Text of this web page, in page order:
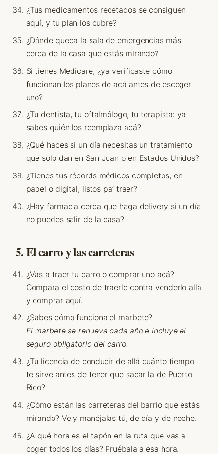
¿Tus medicamentos recetados se consiguen
aquí, y tu plan los cubre?
¿Dónde queda la sala de emergencias más
cerca de la casa que estás mirando?
Si tienes Medicare, ¿ya verificaste cómo
funcionan los planes de acá antes de escoger
uno?
¿Tu dentista, tu oftalmólogo, tu terapista: ya
sabes quién los reemplaza acá?
¿Qué haces si un día necesitas un tratamiento
que solo dan en San Juan o en Estados Unidos?
¿Tienes tus récords médicos completos, en
papel o digital, listos pa’ traer?
¿Hay farmacia cerca que haga delivery si un día
no puedes salir de la casa?
5. El carro y las carreteras
¿Vas a traer tu carro o comprar uno acá?
Compara el costo de traerlo contra venderlo allá
y comprar aquí.
¿Sabes cómo funciona el marbete?
El marbete se renueva cada año e incluye el
seguro obligatorio del carro.
¿Tu licencia de conducir de allá cuánto tiempo
te sirve antes de tener que sacar la de Puerto
Rico?
¿Cómo están las carreteras del barrio que estás
mirando? Ve y manéjalas tú, de día y de noche.
¿A qué hora es el tapón en la ruta que vas a
coger todos los días? Pruébala a esa hora.